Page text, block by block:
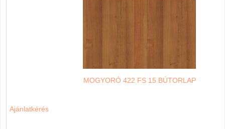
MOGYORÓ 422 FS 15 BÚTORLAP
Ajánlatkérés